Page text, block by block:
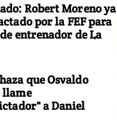
Robert Moreno ya
por la FEF para
entrenador de La
que Osvaldo
a Daniel